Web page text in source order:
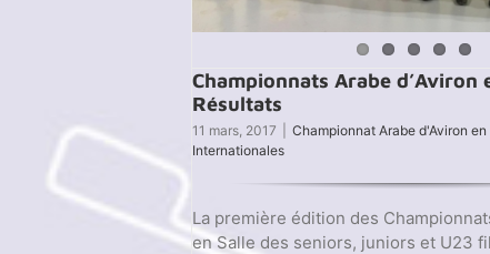
Championnats Arabe d’Aviron
Résultats
11 mars, 2017 Championnat Arabe d'Aviron en
Internationales
La première édition des
en Salle des seniors, juniors et U23